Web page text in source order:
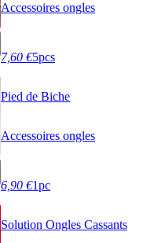
Accessoires ongles
7,60 €5pcs
Pied de Biche
Accessoires ongles
6,90 €1pc
Solution Ongles Cassants